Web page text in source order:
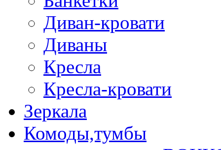
Диван-кровати
Диваны
Кресла
Кресла-кровати
Зеркала
Комоды,тумбы